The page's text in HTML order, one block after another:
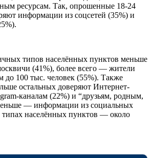
ресурсам. Так, опрошенные 18-24
информации из соцсетей (35%) и
типов населённых пунктов меньше
(41%), более всего — жители
до 100 тыс. человек (55%). Также
остальных доверяют Интернет-
каналам (22%) и “друзьям, родным,
— информации из социальных
типах населённых пунктов — около